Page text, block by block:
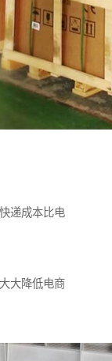
递成本比电
大降低电商